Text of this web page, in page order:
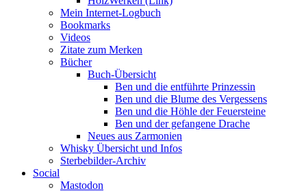
Mein Internet-Logbuch
Bookmarks
Videos
Zitate zum Merken
Bücher
Buch-Übersicht
Ben und die entführte Prinzessin
Ben und die Blume des Vergessens
Ben und die Höhle der Feuersteine
Ben und der gefangene Drache
Neues aus Zarmonien
Whisky Übersicht und Infos
Sterbebilder-Archiv
Social
Mastodon